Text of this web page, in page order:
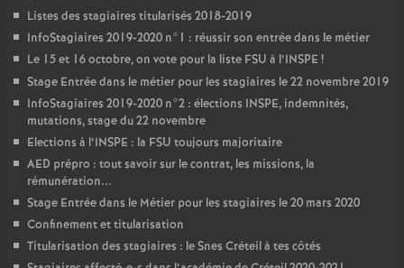
Listes des stagiaires titularisés 2018-2019
InfoStagiaires 2019-2020 n°1 : réussir son entrée dans le métier
Le 15 et 16 octobre, on vote pour la liste FSU à l’INSPE !
Stage Entrée dans le métier pour les stagiaires le 22 novembre 2019
InfoStagiaires 2019-2020 n°2 : élections INSPE, indemnités,
mutations, stage du 22 novembre
Elections à l’INSPE : la FSU toujours majoritaire
AED prépro : tout savoir sur le contrat, les missions, la
rémunération...
Stage Entrée dans le Métier pour les stagiaires le 20 mars 2020
Confinement et titularisation
Titularisation des stagiaires : le Snes Créteil à tes côtés